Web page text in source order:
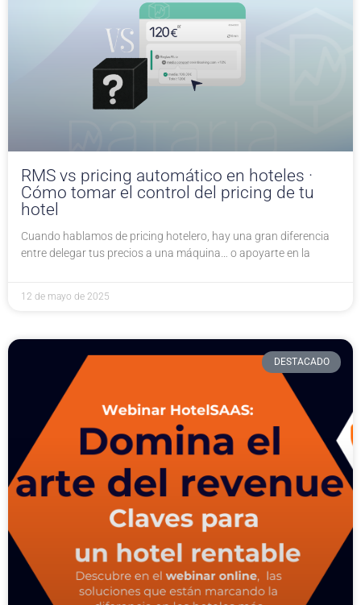
RMS vs pricing automático en hoteles ·
Cómo tomar el control del pricing de tu
hotel
Cuando hablamos de pricing hotelero, hay una gran diferencia
entre delegar tus precios a una máquina… o apoyarte en la
12 de mayo de 2025
DESTACADO